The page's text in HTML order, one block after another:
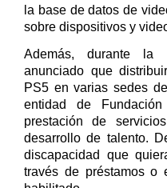
la base de datos de
sobre dispositivos y
Además, durante la
anunciado que
PS5 en varias sedes
entidad de
prestación de
desarrollo de talento.
discapacidad que
través de préstamos o